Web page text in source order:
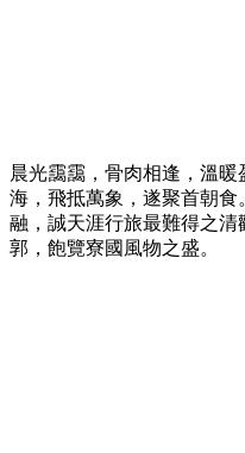
晨光靄靄，骨肉相逢，溫
海，飛抵萬象，遂聚首朝
融，誠天涯行旅最難得之
郭，飽覽寮國風物之盛。